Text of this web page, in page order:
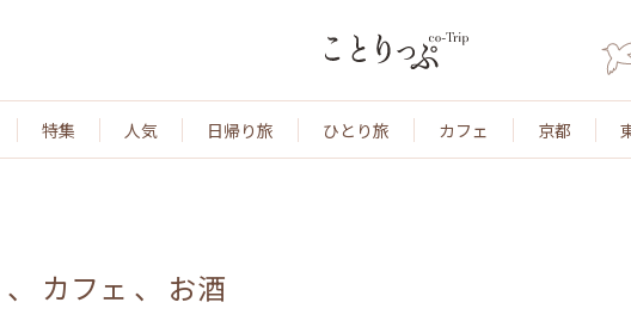
特集 人気 日帰り旅 ひとり旅 カフェ 京都
、 カフェ 、 お酒